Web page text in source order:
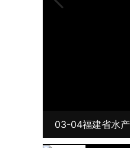
03-04福建省水